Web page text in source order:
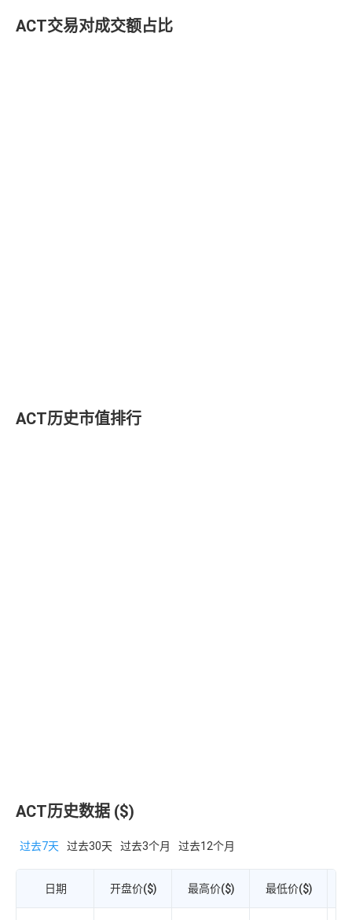
ACT交易对成交额占比
ACT历史市值排行
ACT历史数据 ($)
过去7天 过去30天 过去3个月 过去12个月
日期 开盘价($) 最高价($) 最低价($)